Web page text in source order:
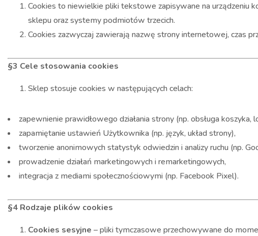
Cookies to niewielkie pliki tekstowe zapisywane na
sklepu oraz systemy podmiotów trzecich.
Cookies zazwyczaj zawierają nazwę strony internetowej, czas
§3 Cele stosowania cookies
Sklep stosuje cookies w następujących celach:
zapewnienie prawidłowego działania strony (np. obsługa koszyka,
zapamiętanie ustawień Użytkownika (np. język, układ strony),
tworzenie anonimowych statystyk odwiedzin i analizy ruchu (np.
prowadzenie działań marketingowych i remarketingowych,
integracja z mediami społecznościowymi (np. Facebook Pixel).
§4 Rodzaje plików cookies
Cookies sesyjne – pliki tymczasowe przechowywane do